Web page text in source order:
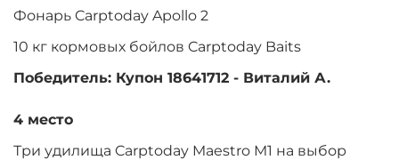
Фонарь Carptoday Apollo 2
10 кг кормовых бойлов Carptoday Baits
Победитель: Купон 18641712 - Виталий А.
4 место
Три удилища Carptoday Maestro M1 на выбор